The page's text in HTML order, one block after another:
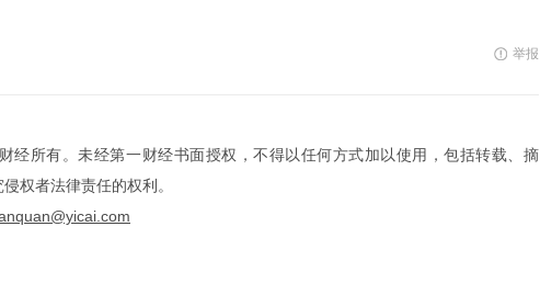
举报
经所有。未经第一财经书面授权，不得以任何方式加以使用，包括转载、摘
权者法律责任的权利。